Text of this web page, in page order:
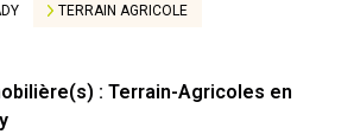
TERRAIN AGRICOLE
: Terrain-Agricoles en